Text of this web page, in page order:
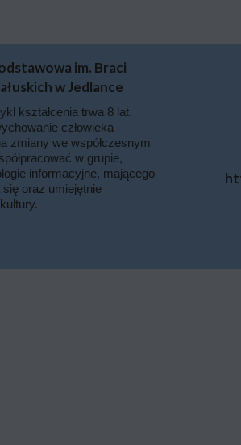
kształcenia trwa 8 lat.
człowieka
zmiany we współczesnym
w grupie,
informacyjne, mającego
się oraz umiejętnie
im. Braci
w Jedlance